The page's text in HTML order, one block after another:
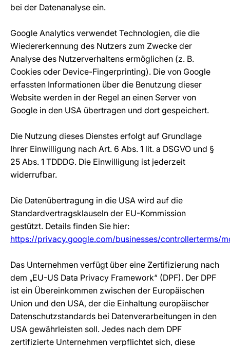
bei der Datenanalyse ein.
Google Analytics verwendet Technologien, die die
Wiedererkennung des Nutzers zum Zwecke der
Analyse des Nutzerverhaltens ermöglichen (z. B.
Cookies oder Device-Fingerprinting). Die von Google
erfassten Informationen über die Benutzung dieser
Website werden in der Regel an einen Server von
Google in den USA übertragen und dort gespeichert.
Die Nutzung dieses Dienstes erfolgt auf Grundlage
Ihrer Einwilligung nach Art. 6 Abs. 1 lit. a DSGVO und §
25 Abs. 1 TDDDG. Die Einwilligung ist jederzeit
widerrufbar.
Die Datenübertragung in die USA wird auf die
Standardvertragsklauseln der EU-Kommission
gestützt. Details finden Sie hier:
https://privacy.google.com/businesses/controllerterms/
Das Unternehmen verfügt über eine Zertifizierung nach
dem „EU-US Data Privacy Framework“ (DPF). Der DPF
ist ein Übereinkommen zwischen der Europäischen
Union und den USA, der die Einhaltung europäischer
Datenschutzstandards bei Datenverarbeitungen in den
USA gewährleisten soll. Jedes nach dem DPF
zertifizierte Unternehmen verpflichtet sich, diese